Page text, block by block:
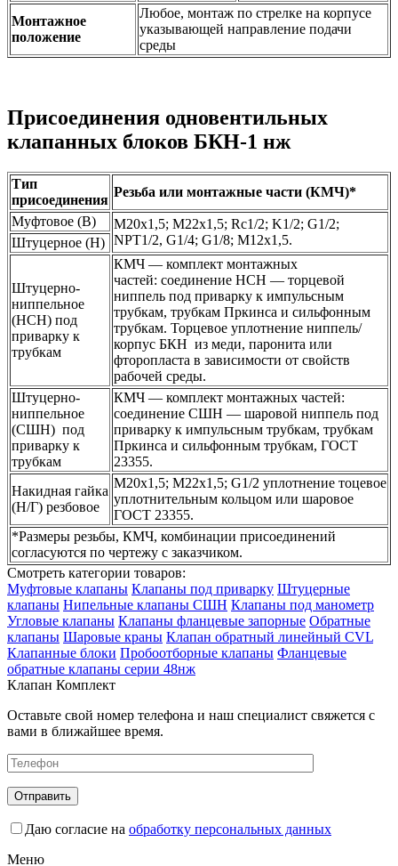
Монтажное
положение
Любое, монтаж по стрелке на корпусе
указывающей направление подачи
среды
Присоединения одновентильных
клапанных блоков БКН-1 нж
Тип
присоединения
Резьба или монтажные части (КМЧ)*
Муфтовое (В)
М20х1,5; М22х1,5; Rc1/2; K1/2; G1/2;
NPT1/2, G1/4; G1/8; М12х1,5.
Штуцерное (Н)
Штуцерно-
ниппельное
(НСН) под
приварку к
трубкам
КМЧ — комплект монтажных
частей: соединение НСН — торцевой
ниппель под приварку к импульсным
трубкам, трубкам Пркинса и сильфонным
трубкам. Торцевое уплотнение ниппель/
корпус БКН из меди, паронита или
фторопласта в зависимости от свойств
рабочей среды.
Штуцерно-
ниппельное
(СШН) под
приварку к
трубкам
КМЧ — комплект монтажных частей:
соединение СШН — шаровой ниппель под
приварку к импульсным трубкам, трубкам
Пркинса и сильфонным трубкам, ГОСТ
23355.
Накидная гайка
(Н/Г) резбовое
М20х1,5; М22х1,5; G1/2 уплотнение тоцевое
уплотнительным кольцом или шаровое
ГОСТ 23355.
*Размеры резьбы, КМЧ, комбинации присоединений
согласуются по чертежу с заказчиком.
Смотреть категории товаров:
Муфтовые клапаны Клапаны под приварку Штуцерные
клапаны Нипельные клапаны СШН Клапаны под манометр
Угловые клапаны Клапаны фланцевые запорные Обратные
клапаны Шаровые краны Клапан обратный линейный CVL
Клапанные блоки Пробоотборные клапаны Фланцевые
обратные клапаны серии 48нж
Клапан Комплект
Оставьте свой номер телефона и наш специалист свяжется с
вами в ближайшее время.
Даю согласие на обработку персональных данных
Меню